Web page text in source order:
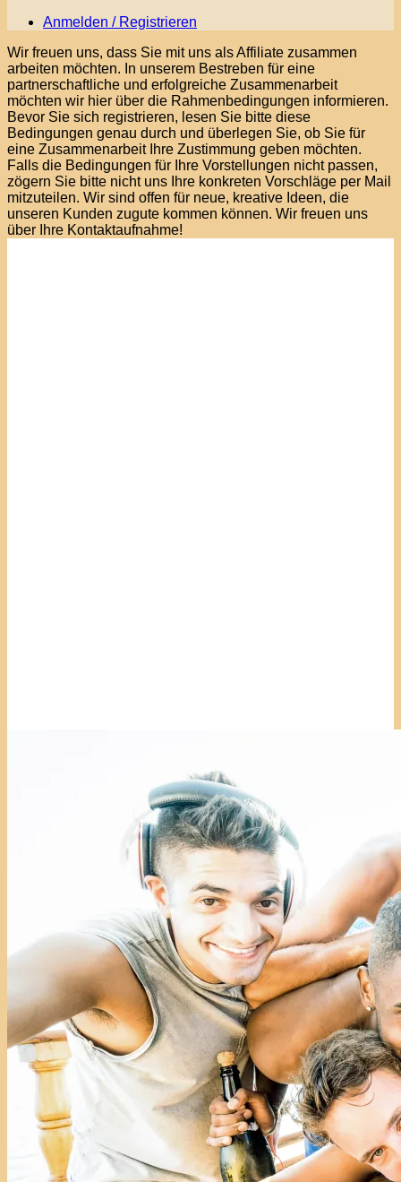
Anmelden / Registrieren
Wir freuen uns, dass Sie mit uns als Affiliate zusammen
arbeiten möchten. In unserem Bestreben für eine
partnerschaftliche und erfolgreiche Zusammenarbeit
möchten wir hier über die Rahmenbedingungen informieren.
Bevor Sie sich registrieren, lesen Sie bitte diese
Bedingungen genau durch und überlegen Sie, ob Sie für
eine Zusammenarbeit Ihre Zustimmung geben möchten.
Falls die Bedingungen für Ihre Vorstellungen nicht passen,
zögern Sie bitte nicht uns Ihre konkreten Vorschläge per Mail
mitzuteilen. Wir sind offen für neue, kreative Ideen, die
unseren Kunden zugute kommen können. Wir freuen uns
über Ihre Kontaktaufnahme!